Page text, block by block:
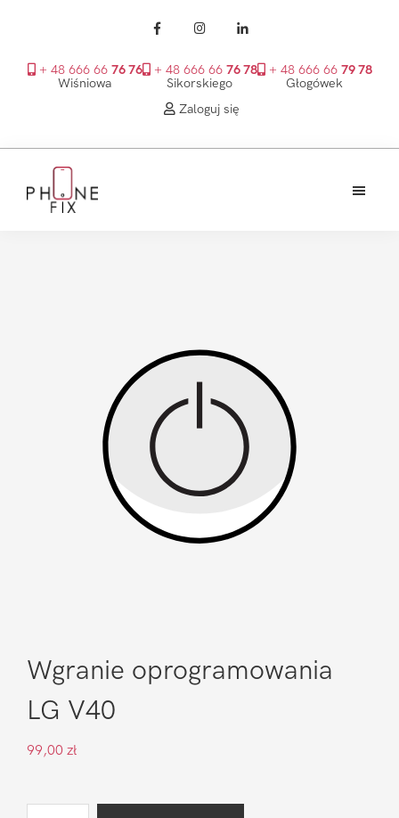
+ 48 666 66 76 76
Wiśniowa
+ 48 666 66 76 78
Sikorskiego
+ 48 666 66 79 78
Głogówek
Zaloguj się
głównego
Wgranie oprogramowania
LG V40
99,00 zł